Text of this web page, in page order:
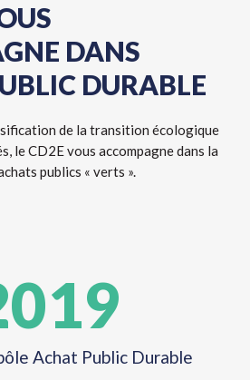
DANS
DURABLE
de la transition écologique
le CD2E vous accompagne dans la
publics « verts ».
Achat Public Durable